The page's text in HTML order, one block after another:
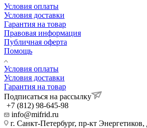
Условия оплаты
Условия доставки
Гарантия на товар
Правовая информация
Публичная оферта
Помощь
Условия оплаты
Условия доставки
Гарантия на товар
Подписаться на рассылку
+7 (812) 98-645-98
info@mifrid.ru
г. Санкт-Петербург, пр-кт